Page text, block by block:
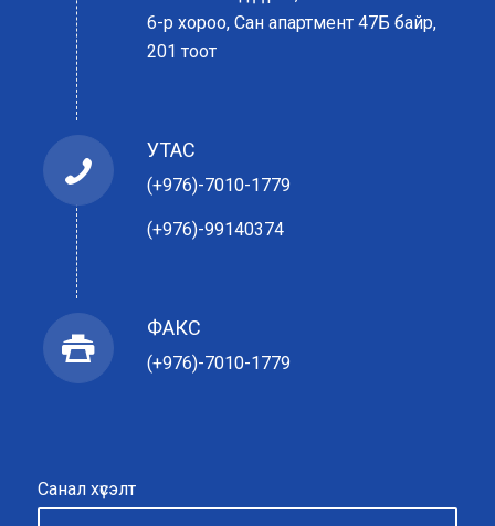
6-р хороо, Сан апартмент 47Б байр,
201 тоот
УТАС
(+976)-7010-1779
(+976)-99140374
ФАКС
(+976)-7010-1779
Санал хүсэлт